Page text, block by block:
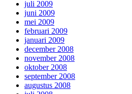
juli 2009
juni 2009
mei 2009
februari 2009
januari 2009
december 2008
november 2008
oktober 2008
september 2008
augustus 2008